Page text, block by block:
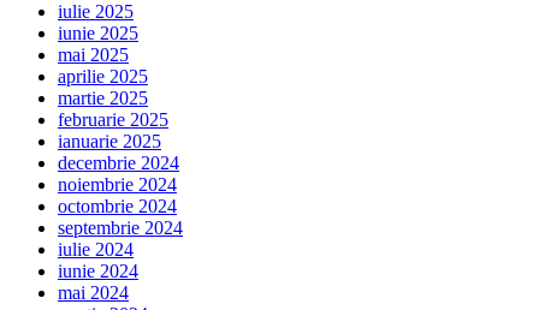
iulie 2025
iunie 2025
mai 2025
aprilie 2025
martie 2025
februarie 2025
ianuarie 2025
decembrie 2024
noiembrie 2024
octombrie 2024
septembrie 2024
iulie 2024
iunie 2024
mai 2024